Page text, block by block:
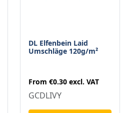
DL Elfenbein Laid
Umschläge 120g/m²
From €0.30 excl. VAT
GCDLIVY